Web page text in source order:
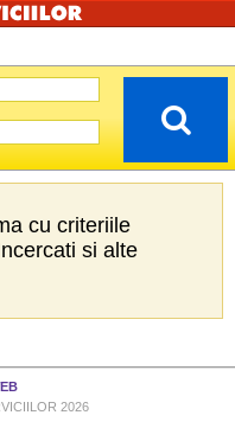
cu criteriile
si alte
2026